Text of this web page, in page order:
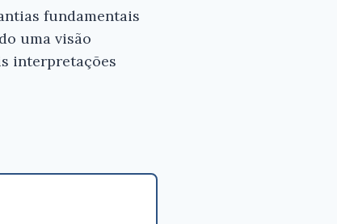
fundamentais
uma visão
interpretações
×